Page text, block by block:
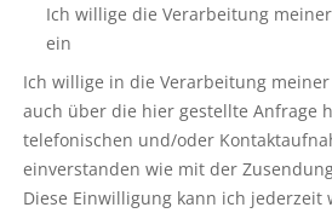
Ich willige die Verarbeitung
ein
Ich willige in die Verarbeitung
auch über die hier gestellte Anfrage
telefonischen und/oder
einverstanden wie mit der
Diese Einwilligung kann ich jederzeit